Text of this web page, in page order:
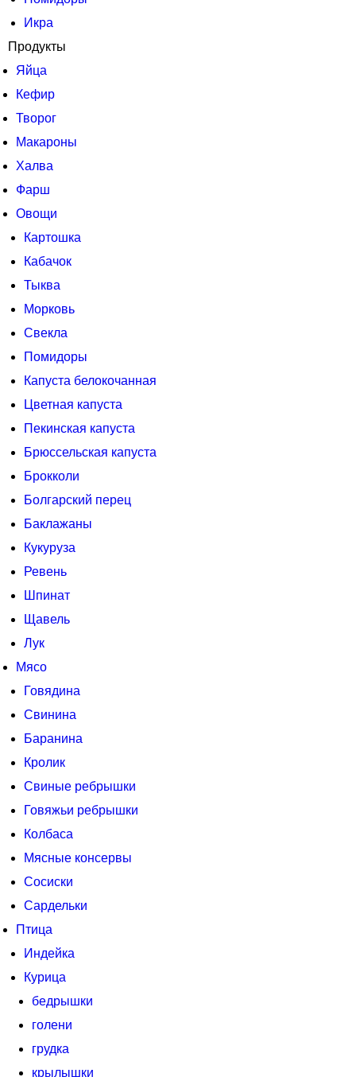
Икра
Продукты
Яйца
Кефир
Творог
Макароны
Халва
Фарш
Овощи
Картошка
Кабачок
Тыква
Морковь
Свекла
Помидоры
Капуста белокочанная
Цветная капуста
Пекинская капуста
Брюссельская капуста
Брокколи
Болгарский перец
Баклажаны
Кукуруза
Ревень
Шпинат
Щавель
Лук
Мясо
Говядина
Свинина
Баранина
Кролик
Свиные ребрышки
Говяжьи ребрышки
Колбаса
Мясные консервы
Сосиски
Сардельки
Птица
Индейка
Курица
бедрышки
голени
грудка
крылышки